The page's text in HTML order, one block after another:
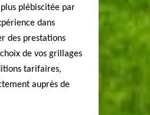
plébiscitée par
dans
des prestations
de vos grillages
tarifaires,
auprès de